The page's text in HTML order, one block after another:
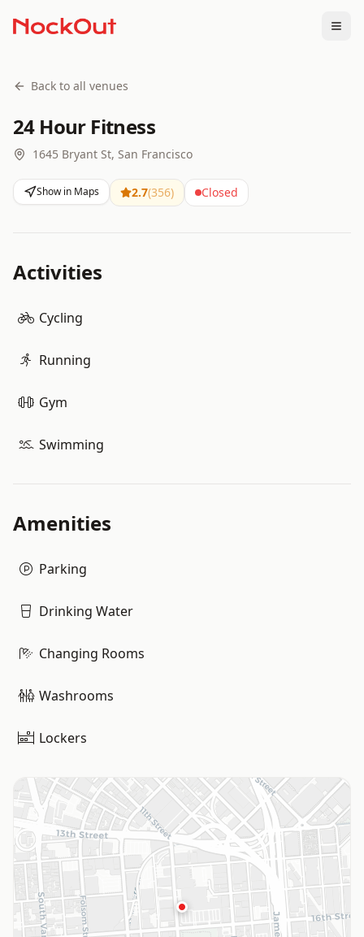
Back to all venues
24 Hour Fitness
1645 Bryant St, San Francisco
Show in Maps 2.7(356) Closed
Activities
Cycling
Running
Gym
Swimming
Amenities
Parking
Drinking Water
Changing Rooms
Washrooms
Lockers